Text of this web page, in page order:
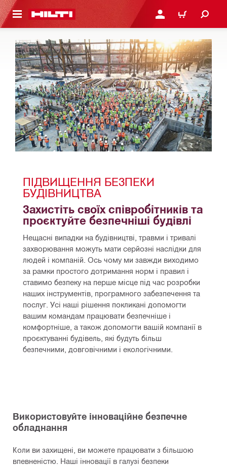
ЗМІСТУ УВІЙТИ АБО
КОШИК
ПІДВИЩЕННЯ БЕЗПЕКИ
БУДІВНИЦТВА
Захистіть своїх співробітників та
проєктуйте безпечніші будівлі
Нещасні випадки на будівництві, травми і тривалі
захворювання можуть мати серйозні наслідки для
людей і компаній. Ось чому ми завжди виходимо
за рамки простого дотримання норм і правил і
ставимо безпеку на перше місце під час розробки
наших інструментів, програмного забезпечення та
послуг. Усі наші рішення покликані допомогти
вашим командам працювати безпечніше і
комфортніше, а також допомогти вашій компанії в
проєктуванні будівель, які будуть більш
безпечними, довговічними і екологічними.
Використовуйте інноваційне безпечне
обладнання
Коли ви захищені, ви можете працювати з більшою
впевненістю. Наші інновації в галузі безпеки